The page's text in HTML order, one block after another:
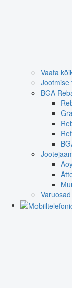
Vaata
Jootmise
BGA